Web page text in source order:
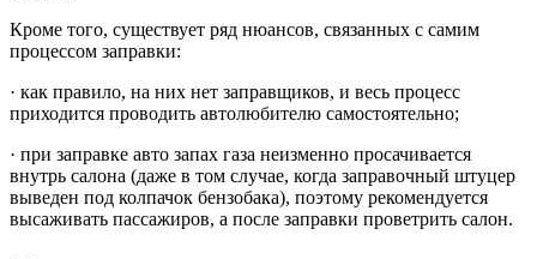
Кроме того, существует ряд нюансов, связанных с самим
процессом заправки:
· как правило, на них нет заправщиков, и весь процесс
приходится проводить автолюбителю самостоятельно;
· при заправке авто запах газа неизменно просачивается
внутрь салона (даже в том случае, когда заправочный штуцер
выведен под колпачок бензобака), поэтому рекомендуется
высаживать пассажиров, а после заправки проветрить салон.